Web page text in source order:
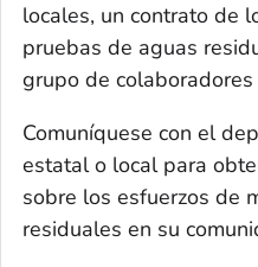
locales, un contrato de
pruebas de aguas
grupo de colaboradores
Comuníquese con el
estatal o local para
sobre los esfuerzos de
residuales en su